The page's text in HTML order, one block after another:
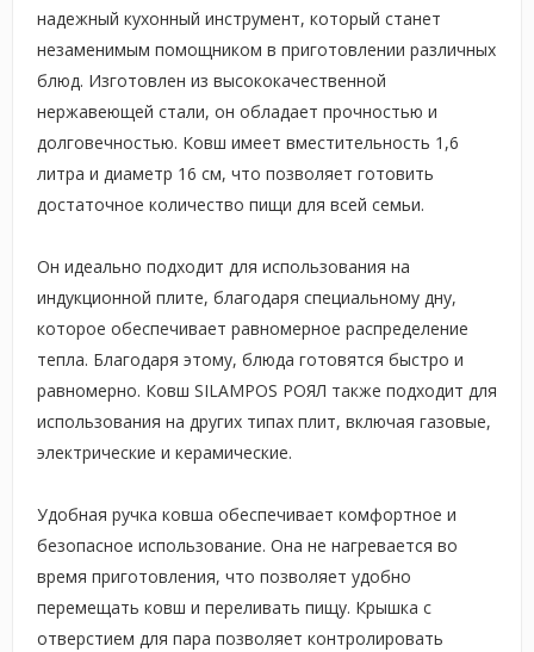
надежный кухонный инструмент, который станет
незаменимым помощником в приготовлении различных
блюд. Изготовлен из высококачественной
нержавеющей стали, он обладает прочностью и
долговечностью. Ковш имеет вместительность 1,6
литра и диаметр 16 см, что позволяет готовить
достаточное количество пищи для всей семьи.
Он идеально подходит для использования на
индукционной плите, благодаря специальному дну,
которое обеспечивает равномерное распределение
тепла. Благодаря этому, блюда готовятся быстро и
равномерно. Ковш SILAMPOS РОЯЛ также подходит для
использования на других типах плит, включая газовые,
электрические и керамические.
Удобная ручка ковша обеспечивает комфортное и
безопасное использование. Она не нагревается во
время приготовления, что позволяет удобно
перемещать ковш и переливать пищу. Крышка с
отверстием для пара позволяет контролировать